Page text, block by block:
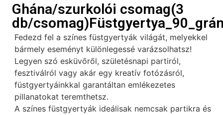
Ghána/szurkolói csomag(3
db/
Fedezd fel a színes füstgyertyák világát, melyekkel
bármely eseményt különlegessé varázsolhatsz!
Legyen szó esküvőről, születésnapi partiról,
fesztiválról vagy akár egy kreatív fotózásról,
füstgyertyáinkkal garantáltan emlékezetes
pillanatokat teremthetsz.
A színes füstgyertyák ideálisak nemcsak partikra és